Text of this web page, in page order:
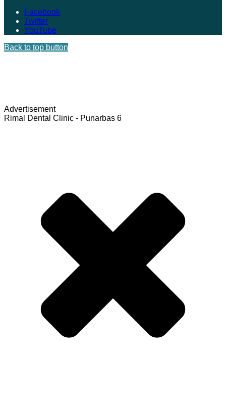
Facebook
Twitter
YouTube
Back to top button
Advertisement
Rimal Dental Clinic - Punarbas 6